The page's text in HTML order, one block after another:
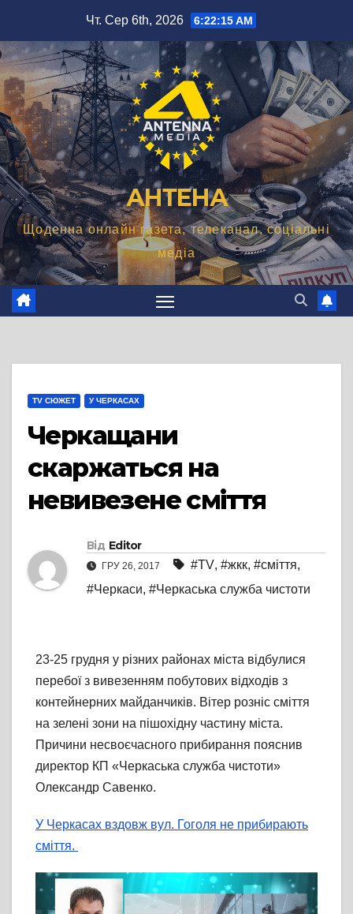
вмісту
Чт. Сер 6th, 2026 6:22:16 AM
АНТЕНА
Щоденна онлайн газета, телеканал, соціальні
медіа
TV СЮЖЕТ У ЧЕРКАСАХ
Черкащани
скаржаться на
невивезене сміття
Від Editor
ГРУ 26, 2017 #TV, #жкк, #сміття,
#Черкаси, #Черкаська служба чистоти
23-25 грудня у різних районах міста відбулися
перебої з вивезенням побутових відходів з
контейнерних майданчиків. Вітер розніс сміття
на зелені зони на пішохідну частину міста.
Причини несвоєчасного прибирання пояснив
директор КП «Черкаська служба чистоти»
Олександр Савенко.
У Черкасах вздовж вул. Гоголя не прибирають
сміття.